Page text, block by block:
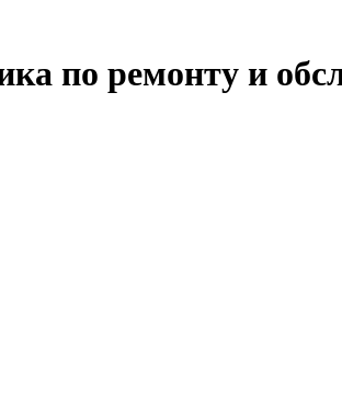
по ремонту и